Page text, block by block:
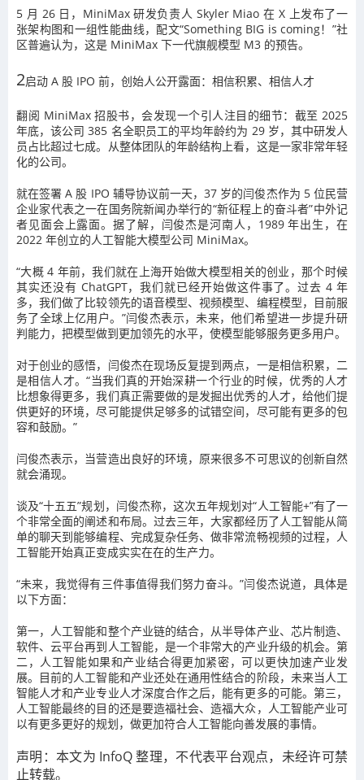
5 月 26 日，MiniMax 研发负责人 Skyler Miao 在 X 上发布了一
张架构图和一组性能曲线，配文“Something BIG is coming！”社
区普遍认为，这是 MiniMax 下一代旗舰模型 M3 的预告。
2启动 A 股 IPO 前，创始人公开露面：相信积累、相信人才
翻阅 MiniMax 招股书，会发现一个引人注目的细节：截至 2025
年底，该公司 385 名全职员工的平均年龄约为 29 岁，其中研发人
员占比超过七成。从整体团队的年龄结构上看，这是一家非常年轻
化的公司。
就在签署 A 股 IPO 辅导协议前一天，37 岁的闫俊杰作为 5 位民营
企业家代表之一在国务院新闻办举行的“新征程上的奋斗者”中外记
者见面会上露面。据了解，闫俊杰是河南人，1989 年出生，在
2022 年创立的人工智能大模型公司 MiniMax。
“大概 4 年前，我们就在上海开始做大模型相关的创业，那个时候
其实还没有 ChatGPT，我们就已经开始做这件事了。过去 4 年
多，我们做了比较领先的语音模型、视频模型、编程模型，目前服
务了全球上亿用户。”闫俊杰表示，未来，他们希望进一步提升研
判能力，把模型做到更加领先的水平，使模型能够服务更多用户。
对于创业的感悟，闫俊杰在现场反复提到两点，一是相信积累，二
是相信人才。“当我们真的开始深耕一个行业的时候，优秀的人才
比想象得更多，我们真正需要做的是发掘出优秀的人才，给他们提
供更好的环境，尽可能提供足够多的试错空间，尽可能有更多的包
容和鼓励。”
闫俊杰表示，当营造出良好的环境，原来很多不可思议的创新自然
就会涌现。
谈及“十五五”规划，闫俊杰称，这次五年规划对“人工智能+”有了一
个非常全面的阐述和布局。过去三年，大家都经历了人工智能从简
单的聊天到能够编程、完成复杂任务、做非常流畅视频的过程，人
工智能开始真正变成实实在在的生产力。
“未来，我觉得有三件事值得我们努力奋斗。”闫俊杰说道，具体是
以下方面：
第一，人工智能和整个产业链的结合，从半导体产业、芯片制造、
软件、云平台再到人工智能，是一个非常大的产业升级的机会。第
二，人工智能如果和产业结合得更加紧密，可以更快加速产业发
展。目前的人工智能和产业还处在通用性结合的阶段，未来当人工
智能人才和产业专业人才深度合作之后，能有更多的可能。第三，
人工智能最终的目的还是要造福社会、造福大众，人工智能产业可
以有更多更好的规划，做更加符合人工智能向善发展的事情。
声明：本文为 InfoQ 整理，不代表平台观点，未经许可禁
止转载。